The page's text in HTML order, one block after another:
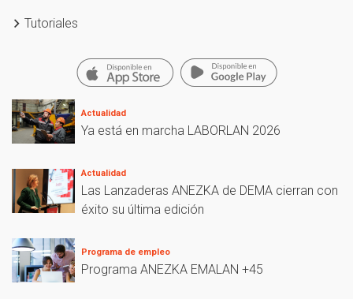
Tutoriales
Actualidad
Ya está en marcha LABORLAN 2026
Actualidad
Las Lanzaderas ANEZKA de DEMA cierran con
éxito su última edición
Programa de empleo
Programa ANEZKA EMALAN +45